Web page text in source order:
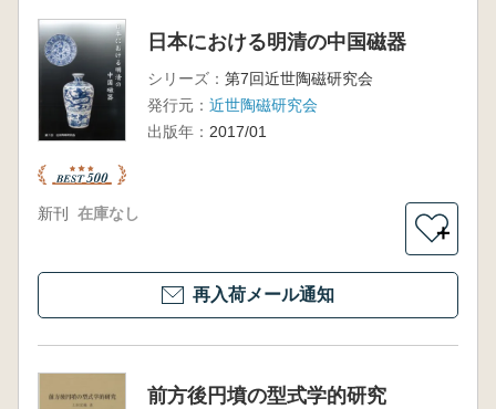
日本における明清の中国磁器
シリーズ： 第7回近世陶磁研究会
発行元： 近世陶磁研究会
出版年： 2017/01
新刊 在庫なし
＋
再入荷メール通知
前方後円墳の型式学的研究